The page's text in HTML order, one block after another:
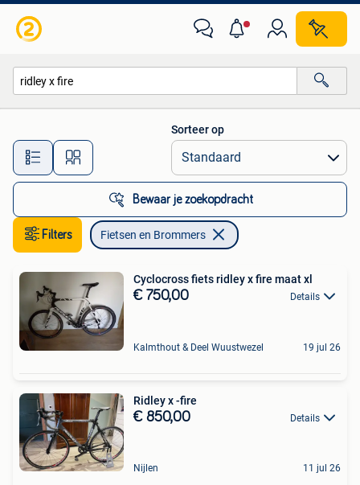
Alle afstanden…
Sorteer op
Bewaar je zoekopdracht
Filters Fietsen en Brommers
Cyclocross fiets ridley x fire maat xl
€ 750,00 Details
Kalmthout & Deel Wuustwezel 19 jul 26
Ridley x -fire
€ 850,00 Details
Nijlen 11 jul 26